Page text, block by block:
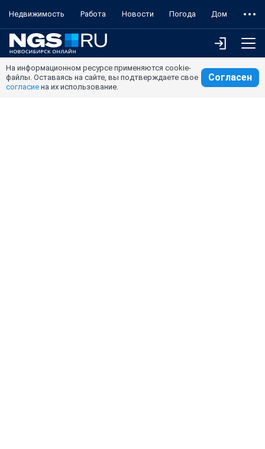
Недвижимость Работа Новости Погода Дом
На информационном ресурсе применяются cookie-
файлы. Оставаясь на сайте, вы подтверждаете свое
согласие на их использование.
Согласен